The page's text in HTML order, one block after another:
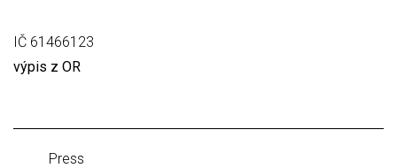
IČ 61466123
výpis z OR
Press